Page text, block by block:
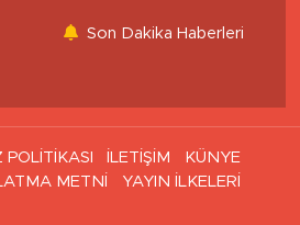
Son Dakika Haberleri
POLİTİKASI İLETİŞİM
KÜNYE
METNİ
YAYIN İLKELERİ